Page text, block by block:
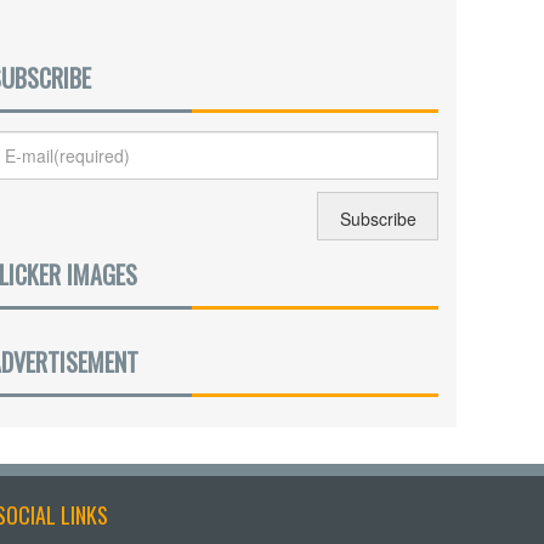
IMAGES
LINKS